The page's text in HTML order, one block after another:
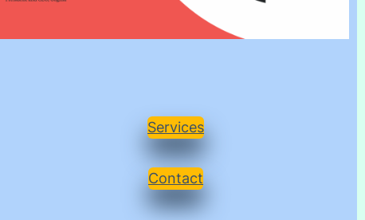
Services
Contact